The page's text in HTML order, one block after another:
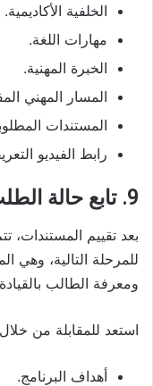
الخلفية الأكاديمية.
مهارات اللغة.
الخبرة المهنية.
المسار المهني
المستندات
رابط الفيديو
9. تابع حالة الطلب واستعد للمقابلة
للمرحلة التالية، وهي
ومعرفة الطالب
استعد للمقابلة من
أهداف البرنامج.